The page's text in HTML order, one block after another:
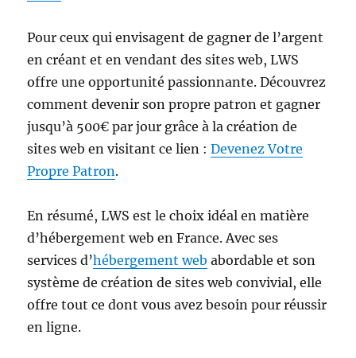
Pour ceux qui envisagent de gagner de l’argent
en créant et en vendant des sites web, LWS
offre une opportunité passionnante. Découvrez
comment devenir son propre patron et gagner
jusqu’à 500€ par jour grâce à la création de
sites web en visitant ce lien :Devenez Votre
Propre Patron.
En résumé, LWS est le choix idéal en matière
d’hébergement web en France. Avec ses
services d’hébergement web abordable et son
système de création de sites web convivial, elle
offre tout ce dont vous avez besoin pour réussir
en ligne.